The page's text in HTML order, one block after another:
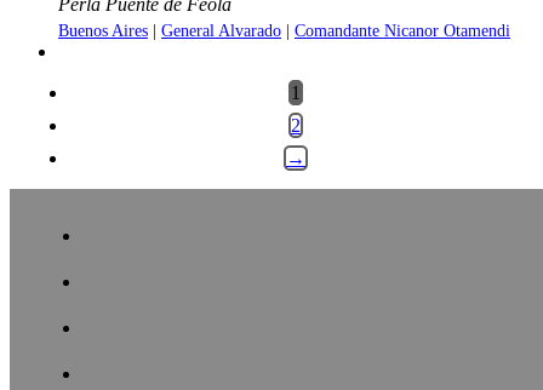
Buenos Aires | General Alvarado | Comandante Nicanor Otamendi
1
2
→